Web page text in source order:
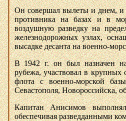
Он совершал вылеты и днем, и
противника на базах и в
воздушную разведку на
железнодорожных узлах,
высадке десанта на военно-
В 1942 г. он был назначен
рубежа, участвовал в
флота с военно-морской
Севастополя, Новороссийска,
Капитан Анисимов
обеспечивая разведданными